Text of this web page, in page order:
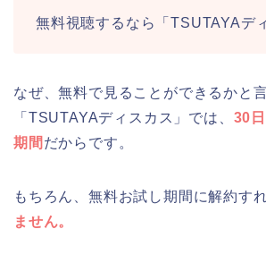
無料視聴するなら「TSUTAYAデ
なぜ、無料で見ることができるかと
「TSUTAYAディスカス」では、 30
期間 だからです。
もちろん、無料お試し期間に解約す
ません。